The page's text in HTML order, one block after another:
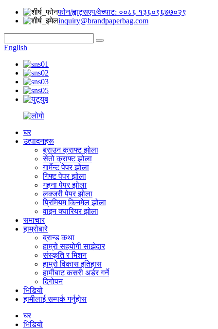
फोन/ह्वाट्सएप/वेच्याट: ००८६ १३६०९६७७०२९
inquiry@brandpaperbag.com
English
घर
उत्पादनहरू
ब्राउन क्राफ्ट झोला
सेतो क्राफ्ट झोला
गार्मेन्ट पेपर झोला
गिफ्ट पेपर झोला
गहना पेपर झोला
लक्जरी पेपर झोला
प्रिमियम किनमेल झोला
वाइन क्यारियर झोला
समाचार
हाम्रोबारे
ब्रान्ड कथा
हाम्रो सहयोगी साझेदार
संस्कृति र मिशन
हाम्रो विकास इतिहास
हामीबाट कसरी अर्डर गर्ने
दिगोपन
भिडियो
हामीलाई सम्पर्क गर्नुहोस
घर
भिडियो